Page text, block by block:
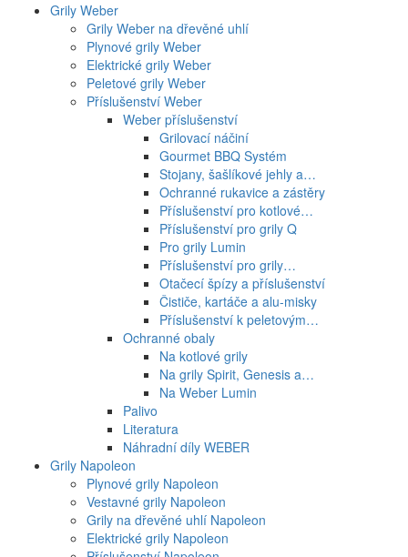
Grily Weber
Grily Weber na dřevěné uhlí
Plynové grily Weber
Elektrické grily Weber
Peletové grily Weber
Příslušenství Weber
Weber příslušenství
Grilovací náčiní
Gourmet BBQ Systém
Stojany, šašlíkové jehly a…
Ochranné rukavice a zástěry
Příslušenství pro kotlové…
Příslušenství pro grily Q
Pro grily Lumin
Příslušenství pro grily…
Otačecí špízy a příslušenství
Čističe, kartáče a alu-misky
Příslušenství k peletovým…
Ochranné obaly
Na kotlové grily
Na grily Spirit, Genesis a…
Na Weber Lumin
Palivo
Literatura
Náhradní díly WEBER
Grily Napoleon
Plynové grily Napoleon
Vestavné grily Napoleon
Grily na dřevěné uhlí Napoleon
Elektrické grily Napoleon